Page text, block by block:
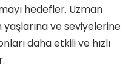
hedefler. Uzman
ve seviyelerine
daha etkili ve hızlı